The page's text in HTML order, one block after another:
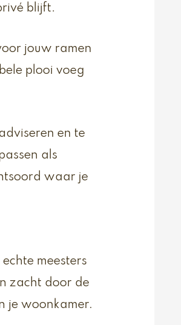
blijft.
jouw ramen
plooi voeg
en te
als
waar je
meesters
zacht door de
je woonkamer.